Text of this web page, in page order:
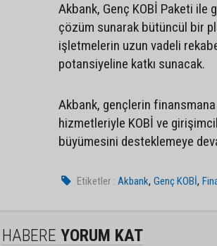
Akbank, Genç KOBİ Paketi ile
çözüm sunarak bütüncül bir
işletmelerin uzun vadeli
potansiyeline katkı sunacak.
Akbank, gençlerin
hizmetleriyle KOBİ ve
büyümesini desteklemeye
Etiketler : Akbank,Genç KOBİ,
HABERE YORUM KAT